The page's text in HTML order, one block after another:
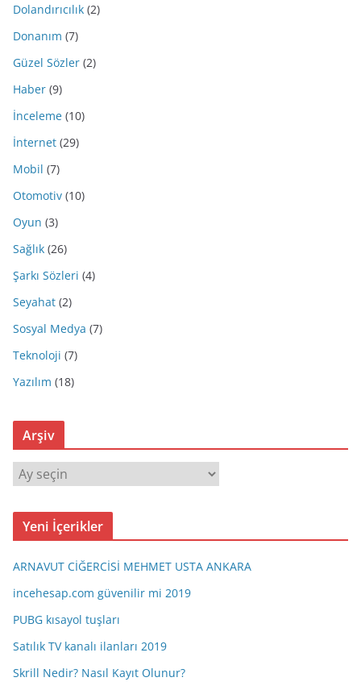
Dolandırıcılık (2)
Donanım (7)
Güzel Sözler (2)
Haber (9)
İnceleme (10)
İnternet (29)
Mobil (7)
Otomotiv (10)
Oyun (3)
Sağlık (26)
Şarkı Sözleri (4)
Seyahat (2)
Sosyal Medya (7)
Teknoloji (7)
Yazılım (18)
Arşiv
r
ş
Yeni İçerikler
ARNAVUT CİĞERCİSİ MEHMET USTA ANKARA
incehesap.com güvenilir mi 2019
PUBG kısayol tuşları
Satılık TV kanalı ilanları 2019
Skrill Nedir? Nasıl Kayıt Olunur?